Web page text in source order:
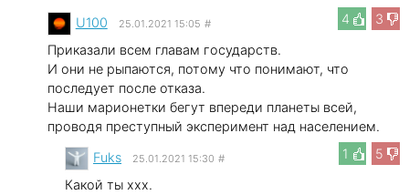
4
3
U100 25.01.2021 15:05 #
Приказали всем главам государств.
И они не рыпаются, потому что понимают, что
последует после отказа.
Наши марионетки бегут впереди планеты всей,
проводя преступный эксперимент над населением.
1
5
Fuks 25.01.2021 15:30 #
Какой ты xxx.